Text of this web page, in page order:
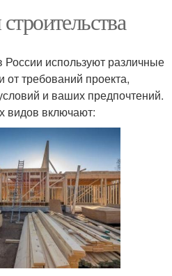
России используют различные
от требований проекта,
и ваших предпочтений.
видов включают: